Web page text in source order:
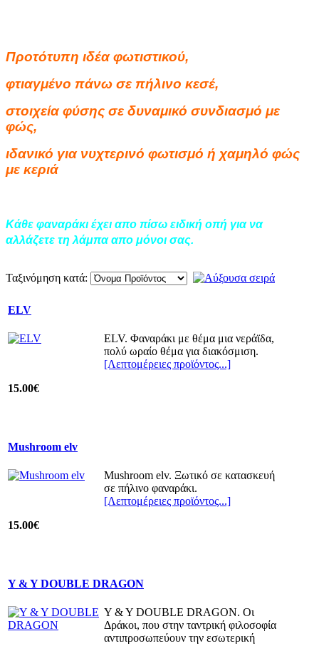
Προτότυπη ιδέα φωτιστικού,
φτιαγμένο πάνω σε πήλινο κεσέ,
στοιχεία φύσης σε δυναμικό συνδιασμό με
φώς,
ιδανικό για νυχτερινό φωτισμό ή χαμηλό φώς
με κεριά
Kάθε φαναράκι έχει απο πίσω ειδική οπή για να
αλλάζετε τη λάμπα απο μόνοι σας.
Ταξινόμηση κατά:
ELV
ELV. Φαναράκι με θέμα μια νεράϊδα,
πολύ ωραίο θέμα για διακόσμιση.
[Λεπτομέρειες προϊόντος...]
15.00€
Mushroom elv
Mushroom elv. Ξωτικό σε κατασκευή
σε πήλινο φαναράκι.
[Λεπτομέρειες προϊόντος...]
15.00€
Y & Y DOUBLE DRAGON
Y & Y DOUBLE DRAGON. Oι
Δράκοι, που στην ταντρική φιλοσοφία
αντιπροσωπεύουν την εσωτερική